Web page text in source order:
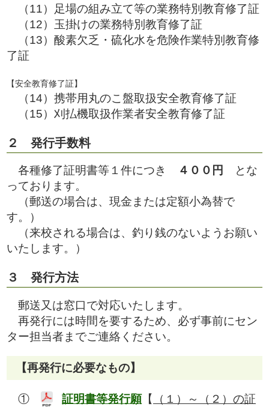
（11）足場の組み立て等の業務特別教育修了証
（12）玉掛けの業務特別教育修了証
（13）酸素欠乏・硫化水を危険作業特別教育修
了証
【安全教育修了証】
（14）携帯用丸のこ盤取扱安全教育修了証
（15）刈払機取扱作業者安全教育修了証
２ 発行手数料
各種修了証明書等１件につき ４００円
とな
っております。
（郵送の場合は、現金または定額小為替で
す。）
（来校される場合は、釣り銭のないようお願い
いたします。）
３ 発行方法
郵送又は窓口で対応いたします。
再発行には時間を要するため、必ず事前にセン
ター担当者までご連絡ください。
【再発行に必要なもの】
① 証明書等発行願【
（１）～（２）の証